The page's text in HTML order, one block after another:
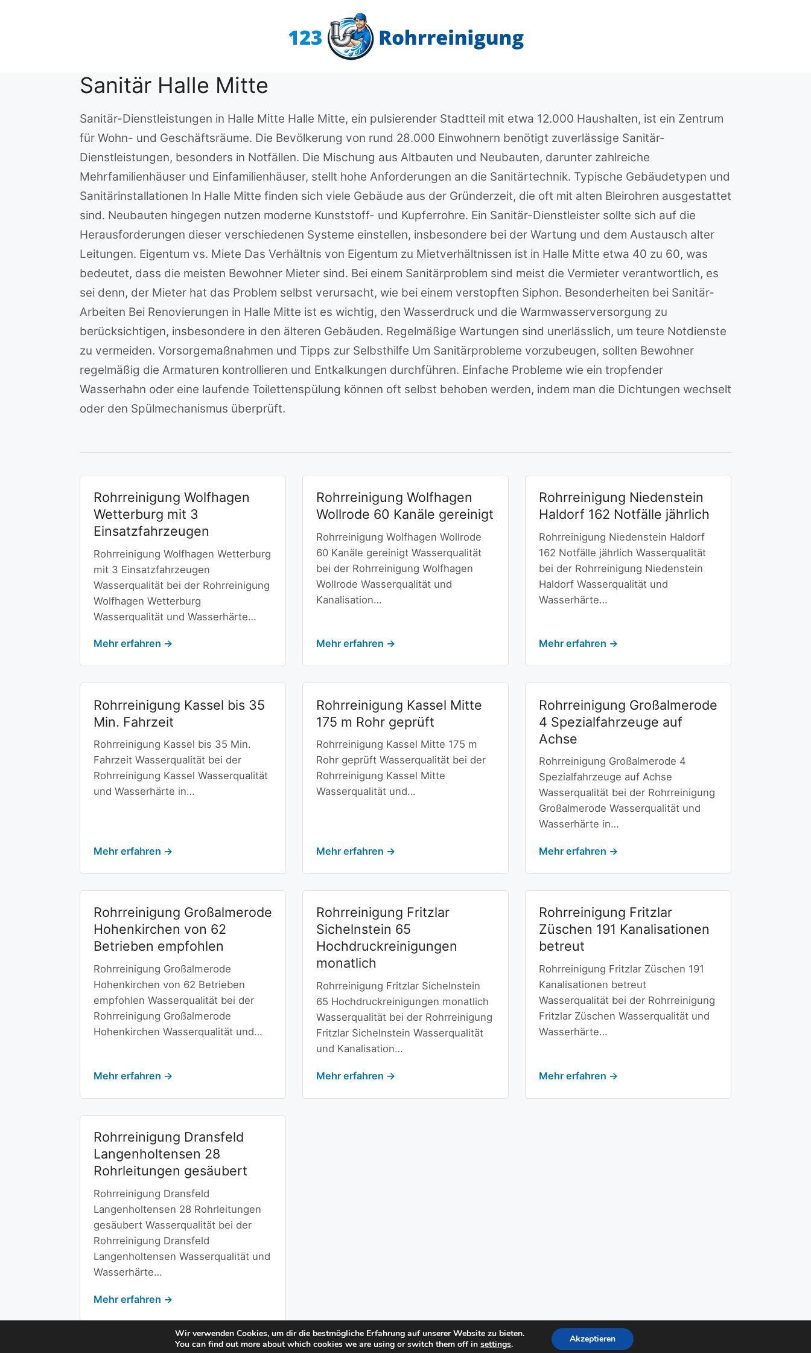
Sanitär Halle Mitte
Sanitär-Dienstleistungen in Halle Mitte Halle Mitte, ein pulsierender Stadtteil mit etwa 12.000 Haushalten, ist ein Zentrum
für Wohn- und Geschäftsräume. Die Bevölkerung von rund 28.000 Einwohnern benötigt zuverlässige Sanitär-
Dienstleistungen, besonders in Notfällen. Die Mischung aus Altbauten und Neubauten, darunter zahlreiche
Mehrfamilienhäuser und Einfamilienhäuser, stellt hohe Anforderungen an die Sanitärtechnik. Typische Gebäudetypen und
Sanitärinstallationen In Halle Mitte finden sich viele Gebäude aus der Gründerzeit, die oft mit alten Bleirohren ausgestattet
sind. Neubauten hingegen nutzen moderne Kunststoff- und Kupferrohre. Ein Sanitär-Dienstleister sollte sich auf die
Herausforderungen dieser verschiedenen Systeme einstellen, insbesondere bei der Wartung und dem Austausch alter
Leitungen. Eigentum vs. Miete Das Verhältnis von Eigentum zu Mietverhältnissen ist in Halle Mitte etwa 40 zu 60, was
bedeutet, dass die meisten Bewohner Mieter sind. Bei einem Sanitärproblem sind meist die Vermieter verantwortlich, es
sei denn, der Mieter hat das Problem selbst verursacht, wie bei einem verstopften Siphon. Besonderheiten bei Sanitär-
Arbeiten Bei Renovierungen in Halle Mitte ist es wichtig, den Wasserdruck und die Warmwasserversorgung zu
berücksichtigen, insbesondere in den älteren Gebäuden. Regelmäßige Wartungen sind unerlässlich, um teure Notdienste
zu vermeiden. Vorsorgemaßnahmen und Tipps zur Selbsthilfe Um Sanitärprobleme vorzubeugen, sollten Bewohner
regelmäßig die Armaturen kontrollieren und Entkalkungen durchführen. Einfache Probleme wie ein tropfender
Wasserhahn oder eine laufende Toilettenspülung können oft selbst behoben werden, indem man die Dichtungen wechselt
oder den Spülmechanismus überprüft.
Rohrreinigung Wolfhagen
Wetterburg mit 3
Einsatzfahrzeugen
Rohrreinigung Wolfhagen Wetterburg
mit 3 Einsatzfahrzeugen
Wasserqualität bei der Rohrreinigung
Wolfhagen Wetterburg
Wasserqualität und Wasserhärte…
Mehr erfahren →
Rohrreinigung Wolfhagen
Wollrode 60 Kanäle gereinigt
Rohrreinigung Wolfhagen Wollrode
60 Kanäle gereinigt Wasserqualität
bei der Rohrreinigung Wolfhagen
Wollrode Wasserqualität und
Kanalisation…
Mehr erfahren →
Rohrreinigung Niedenstein
Haldorf 162 Notfälle jährlich
Rohrreinigung Niedenstein Haldorf
162 Notfälle jährlich Wasserqualität
bei der Rohrreinigung Niedenstein
Haldorf Wasserqualität und
Wasserhärte…
Mehr erfahren →
Rohrreinigung Kassel bis 35
Min. Fahrzeit
Rohrreinigung Kassel bis 35 Min.
Fahrzeit Wasserqualität bei der
Rohrreinigung Kassel Wasserqualität
und Wasserhärte in…
Mehr erfahren →
Rohrreinigung Kassel Mitte
175 m Rohr geprüft
Rohrreinigung Kassel Mitte 175 m
Rohr geprüft Wasserqualität bei der
Rohrreinigung Kassel Mitte
Wasserqualität und…
Mehr erfahren →
Rohrreinigung Großalmerode
4 Spezialfahrzeuge auf
Achse
Rohrreinigung Großalmerode 4
Spezialfahrzeuge auf Achse
Wasserqualität bei der Rohrreinigung
Großalmerode Wasserqualität und
Wasserhärte in…
Mehr erfahren →
Rohrreinigung Großalmerode
Hohenkirchen von 62
Betrieben empfohlen
Rohrreinigung Großalmerode
Hohenkirchen von 62 Betrieben
empfohlen Wasserqualität bei der
Rohrreinigung Großalmerode
Hohenkirchen Wasserqualität und…
Mehr erfahren →
Rohrreinigung Fritzlar
Sichelnstein 65
Hochdruckreinigungen
monatlich
Rohrreinigung Fritzlar Sichelnstein
65 Hochdruckreinigungen monatlich
Wasserqualität bei der Rohrreinigung
Fritzlar Sichelnstein Wasserqualität
und Kanalisation…
Mehr erfahren →
Rohrreinigung Fritzlar
Züschen 191 Kanalisationen
betreut
Rohrreinigung Fritzlar Züschen 191
Kanalisationen betreut
Wasserqualität bei der Rohrreinigung
Fritzlar Züschen Wasserqualität und
Wasserhärte…
Mehr erfahren →
Rohrreinigung Dransfeld
Langenholtensen 28
Rohrleitungen gesäubert
Rohrreinigung Dransfeld
Langenholtensen 28 Rohrleitungen
gesäubert Wasserqualität bei der
Rohrreinigung Dransfeld
Langenholtensen Wasserqualität und
Wasserhärte…
Mehr erfahren →
© Copyright 2026 -Standorte-Impressum / Datenschutz
Wir verwenden Cookies, um dir die bestmögliche Erfahrung auf unserer Website zu bieten.
You can find out more about which cookies we are using or switch them off insettings. Akzeptieren